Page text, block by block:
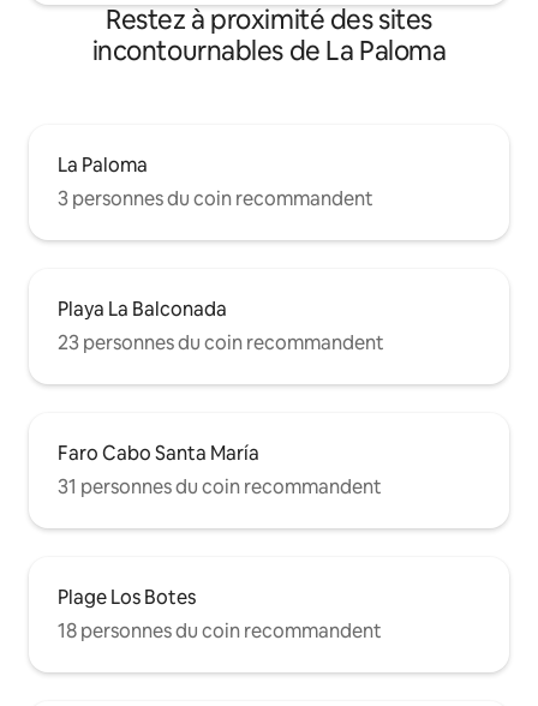
Restez à proximité des sites
incontournables de La Paloma
La Paloma
3 personnes du coin recommandent
Playa La Balconada
23 personnes du coin recommandent
Faro Cabo Santa María
31 personnes du coin recommandent
Plage Los Botes
18 personnes du coin recommandent